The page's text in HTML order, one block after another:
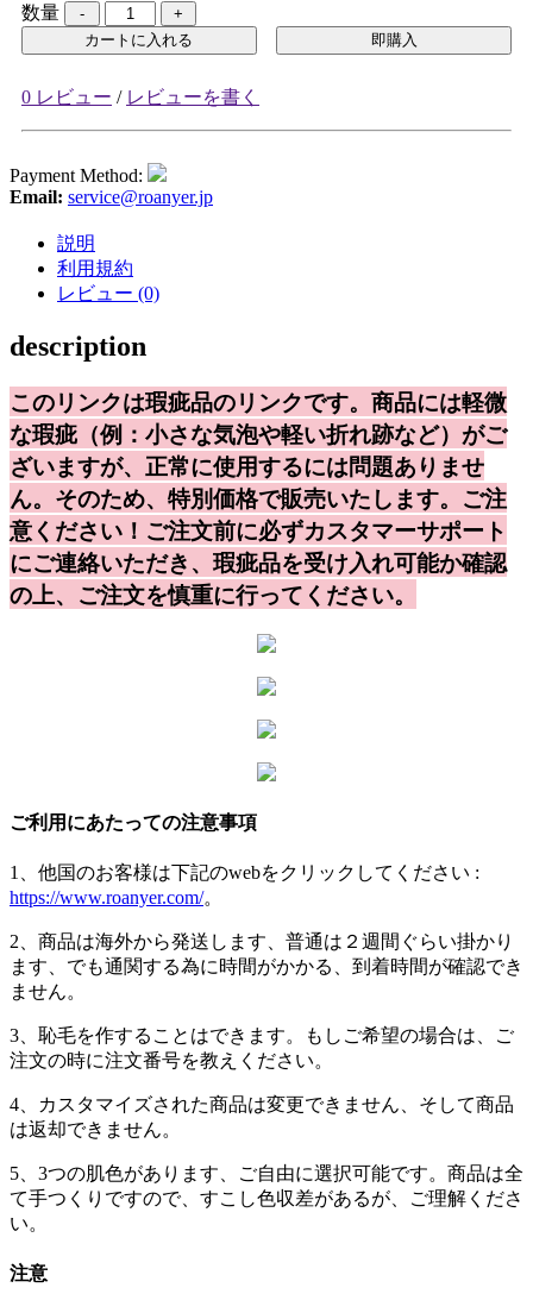
数量
カートに入れる 即購入
0 レビュー / レビューを書く
Payment Method:
Email: service@roanyer.jp
説明
利用規約
レビュー (0)
description
このリンクは瑕疵品のリンクです。商品には軽微
な瑕疵 （例：小さな気泡や軽い折れ跡など）がご
ざいますが、正常に使用するには問題ありませ
ん。 そのため、特別価格で販売いたします。 ご注
意ください！ご注文前に必ずカスタマーサポート
にご連絡いただき、 瑕疵品を受け入れ可能か確認
の上、ご注文を慎重に行ってください。
ご利用にあたっての注意事項
1、他国のお客様は下記のwebをクリックしてください :
https://www.roanyer.com/。
2、商品は海外から発送します、普通は２週間ぐらい掛かり
ます、でも通関する為に時間がかかる、到着時間が確認でき
ません。
3、恥毛を作することはできます。もしご希望の場合は、ご
注文の時に注文番号を教えください。
4、カスタマイズされた商品は変更できません、そして商品
は返却できません。
5、3つの肌色があります、ご自由に選択可能です。商品は全
て手つくりですので、すこし色収差があるが、ご理解くださ
い。
注意